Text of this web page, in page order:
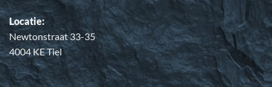
Locatie:
Newtonstraat 33-35
4004 KE Tiel